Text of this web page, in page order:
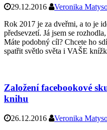
29.12.2016 Veronika
Rok 2017 je za dveřmi, a to je
předsevzetí. Já jsem se
Máte podobný cíl? Chcete ho
spatřit světlo světa i VAŠE
Založení facebookové
knihu
26.12.2016 Veronika